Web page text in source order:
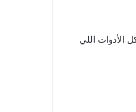
الأدوات اللي